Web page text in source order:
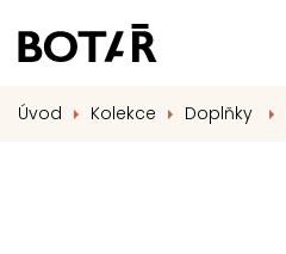
Úvod Kolekce Doplňky